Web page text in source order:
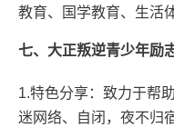
教育、国学教育、生活
七、大正叛逆青少年励
1.特色分享：致力于帮
迷网络、自闭，夜不归